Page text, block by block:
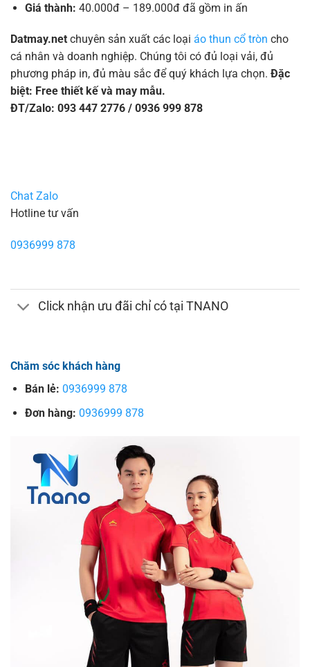
Giá thành: 40.000đ – 189.000đ đã gồm in ấn
Datmay.net chuyên sản xuất các loại áo thun cổ tròn cho
cá nhân và doanh nghiệp. Chúng tôi có đủ loại vải, đủ
phương pháp in, đủ màu sắc để quý khách lựa chọn. Đặc
biệt: Free thiết kế và may mẫu.
ĐT/Zalo: 093 447 2776 / 0936 999 878
Chat Zalo
Hotline tư vấn
0936999 878
Click nhận ưu đãi chỉ có tại TNANO
Chăm sóc khách hàng
Bán lẻ: 0936999 878
Đơn hàng: 0936999 878